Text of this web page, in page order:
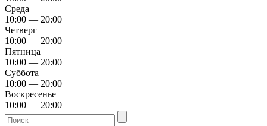
Среда
10:00 — 20:00
Четверг
10:00 — 20:00
Пятница
10:00 — 20:00
Суббота
10:00 — 20:00
Воскресенье
10:00 — 20:00